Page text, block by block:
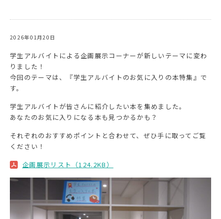
2026年01月20日
学生アルバイトによる企画展示コーナーが新しいテーマに変わ
りました！
今回のテーマは、『学生アルバイトのお気に入りの本特集』で
す。
学生アルバイトが皆さんに紹介したい本を集めました。
あなたのお気に入りになる本も見つかるかも？
それぞれのおすすめポイントと合わせて、ぜひ手に取ってご覧
ください！
企画展示リスト（124.2KB）